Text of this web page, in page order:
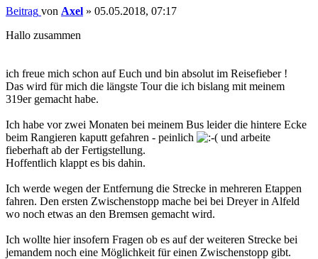
Beitrag von Axel » 05.05.2018, 07:17
Hallo zusammen
ich freue mich schon auf Euch und bin absolut im Reisefieber !
Das wird für mich die längste Tour die ich bislang mit meinem
319er gemacht habe.
Ich habe vor zwei Monaten bei meinem Bus leider die hintere Ecke
beim Rangieren kaputt gefahren - peinlich
und arbeite
fieberhaft ab der Fertigstellung.
Hoffentlich klappt es bis dahin.
Ich werde wegen der Entfernung die Strecke in mehreren Etappen
fahren. Den ersten Zwischenstopp mache bei bei Dreyer in Alfeld
wo noch etwas an den Bremsen gemacht wird.
Ich wollte hier insofern Fragen ob es auf der weiteren Strecke bei
jemandem noch eine Möglichkeit für einen Zwischenstopp gibt.